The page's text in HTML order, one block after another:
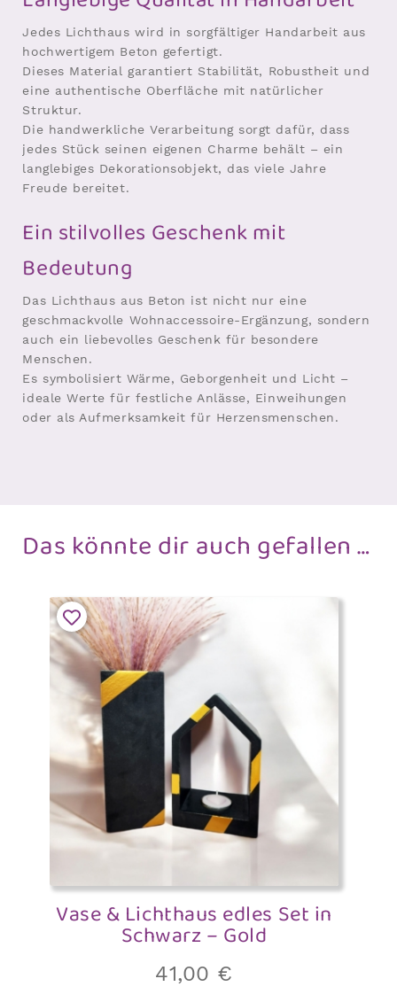
Jedes Lichthaus wird in sorgfältiger Handarbeit aus
hochwertigem Beton gefertigt.
Dieses Material garantiert Stabilität, Robustheit und
eine authentische Oberfläche mit natürlicher
Struktur.
Die handwerkliche Verarbeitung sorgt dafür, dass
jedes Stück seinen eigenen Charme behält – ein
langlebiges Dekorationsobjekt, das viele Jahre
Freude bereitet.
Ein stilvolles Geschenk mit
Bedeutung
Das Lichthaus aus Beton ist nicht nur eine
geschmackvolle Wohnaccessoire-Ergänzung, sondern
auch ein liebevolles Geschenk für besondere
Menschen.
Es symbolisiert Wärme, Geborgenheit und Licht –
ideale Werte für festliche Anlässe, Einweihungen
oder als Aufmerksamkeit für Herzensmenschen.
Das könnte dir auch gefallen …
Vase & Lichthaus edles Set in
Schwarz – Gold
41,00 €